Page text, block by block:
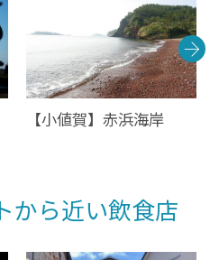
【小値賀】赤浜海岸
から近い飲食店